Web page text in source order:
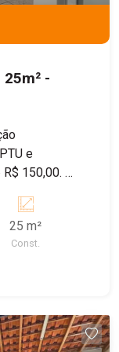
-
e
150,00. O
roupas.
25 m²
Const.